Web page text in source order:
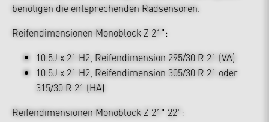
benötigen die entsprechenden Radsensoren.
Reifendimensionen Monoblock Z 21":
10.5J x 21 H2, Reifendimension 295/30 R 21 (VA)
10.5J x 21 H2, Reifendimension 305/30 R 21 oder
315/30 R 21 (HA)
Reifendimensionen Monoblock Z 21" 22":